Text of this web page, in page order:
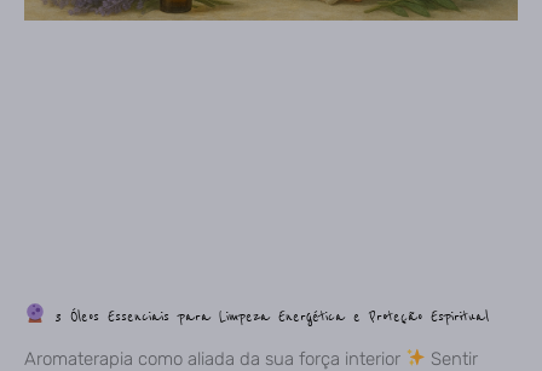
3 Óleos Essenciais para Limpeza Energética e Proteção Espiritual
Aromaterapia como aliada da sua força interior
Sentir